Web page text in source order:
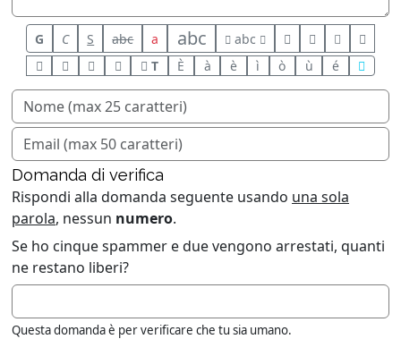
G C S abc a abc
abc
T
È à è ì ò ù é
Domanda di verifica
Rispondi alla domanda seguente usando una sola
parola, nessun numero.
Se ho cinque spammer e due vengono arrestati, quanti
ne restano liberi?
Questa domanda è per verificare che tu sia umano.